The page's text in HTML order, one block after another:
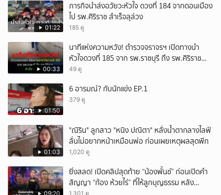
01:22
ภารกิจนำส่งอวัยวะหัวใจ ดวงที่ 184 จากดอนเมือง
ไป รพ.ศิริราช สำเร็จลุล่วง
185 ดู
00:33
นาทีแห่งความหวัง! ตำรวจจราจรฯ เปิดทางนำ
หัวใจดวงที่ 185 จาก รพ.ราชบุรี ถึง รพ.ศิริราช
สำเร็จใน 48 นาที
49 ดู
01:50
6 อารมณ์? กับนักแข่ง EP.1
379 ดู
01:03
"ณิริน" ลูกสาว "หนิง ปณิตา" หลั่งน้ำตากลางไลฟ์
ลั่นไม่อยากหน้าเหมือนพ่อ ก่อนเผยเหตุผลสุดพีก
1,020 ดู
09:20
ยิ่งสลด! เปิดคลิปสุดท้าย “น้องพั้นช์” ก่อนเปิดคำ
สัญญา “ก้อง ห้วยไร่” ที่ให้ลูกบุญธรรม หลัง
1,301 ดู